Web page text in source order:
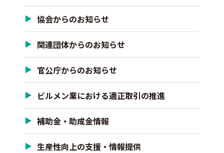
協会からのお知らせ
関連団体からのお知らせ
官公庁からのお知らせ
ビルメン業における適正取引の推進
補助金・助成金情報
生産性向上の支援・情報提供